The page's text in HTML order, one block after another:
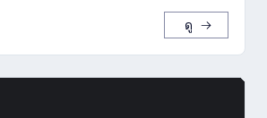
ดู